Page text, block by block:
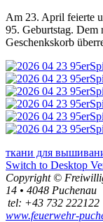
Am 23. April feierte
95. Geburtstag. Dem
Geschenkskorb
ткани для
Switch to Desktop
Copyright ©
14 • 4048 Puchenau
tel: +43 732 222122
www.feuerwehr-